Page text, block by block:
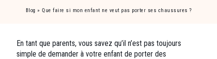
Blog » Que faire si mon enfant ne veut pas porter ses chaussures ?
En tant que parents, vous savez qu’il n’est pas toujours
simple de demander à votre enfant de porter des